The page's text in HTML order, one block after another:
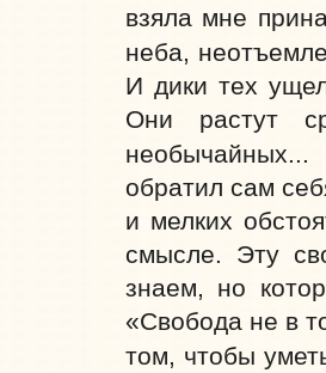
взяла мне
неба,
И дики тех
Они растут
необычайных...
обратил сам
и мелких
смысле. Эту
знаем, но
«Свобода не в
том, чтобы